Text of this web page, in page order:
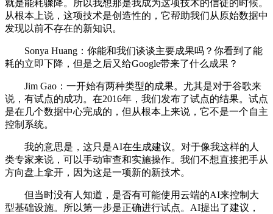
就是能耗骤降。所以我想那是我成为这项技术的信徒的时候。
从根本上说，这项技术是创造性的，它帮助我们从原始数据中
发现以前不存在的新知识。
Sonya Huang：你能和我们谈谈主要成果吗？你看到了能
耗的立即下降，但是之后又给Google带来了什么成果？
Jim Gao：一开始有两种类型的成果。尤其是对于谷歌来
说，有试点的成功。在2016年，我们发布了试点的结果。试点
是在几个数据中心完成的，但从根本上来说，它不是一个自主
控制系统。
我的意思是，这只是AI在生成建议。对于像我这样的人
类专家来说，可以手动审查和实施操作。我们不想直接把手从
方向盘上拿开，因为这是一项新的新技术。
但当时没有人知道，是否有可能使用云端的AI来控制大
型基础设施。所以第一步是正确进行试点。AI提出了建议，